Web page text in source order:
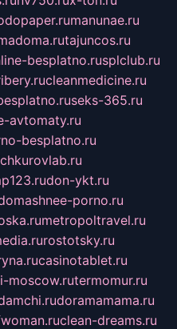
manunae.ru
tajuncos.ru
besplatno.rusplclub.ru
cleanmedicine.ru
seks-365.ru
avtomaty.ru
besplatno.ru
don-ykt.ru
porno.ru
metropoltravel.ru
rostotsky.ru
casinotablet.ru
moscow.rutermomur.ru
doramamama.ru
clean-dreams.ru